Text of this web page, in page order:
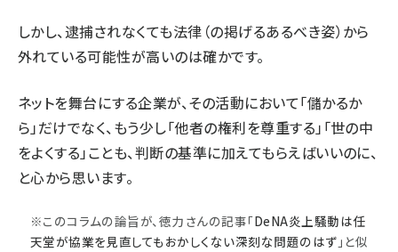
しかし、逮捕されなくても法律（の掲げるあるべき姿）から
外れている可能性が高いのは確かです。
ネットを舞台にする企業が、その活動において「儲かるか
ら」だけでなく、もう少し「他者の権利を尊重する」「世の中
をよくする」ことも、判断の基準に加えてもらえばいいのに、
と心から思います。
※このコラムの論旨が、徳力さんの記事「DeNA炎上騒動は任
天堂が協業を見直してもおかしくない深刻な問題のはず 」と似